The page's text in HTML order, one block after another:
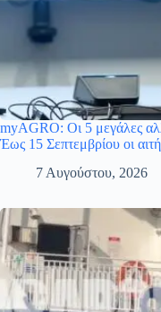
myAGRO: Οι 5 μεγάλες
Έως 15 Σεπτεμβρίου οι
7 Αυγούστου, 2026